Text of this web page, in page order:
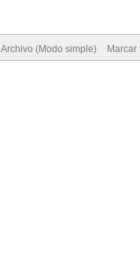
Archivo (Modo simple) Marcar